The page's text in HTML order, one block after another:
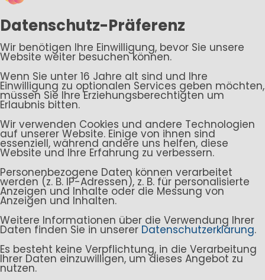
Datenschutz-Präferenz
Wir benötigen Ihre Einwilligung, bevor Sie unsere
Website weiter besuchen können.
Wenn Sie unter 16 Jahre alt sind und Ihre
Einwilligung zu optionalen Services geben möchten,
müssen Sie Ihre Erziehungsberechtigten um
Erlaubnis bitten.
Wir verwenden Cookies und andere Technologien
auf unserer Website. Einige von ihnen sind
essenziell, während andere uns helfen, diese
Website und Ihre Erfahrung zu verbessern.
Personenbezogene Daten können verarbeitet
werden (z. B. IP-Adressen), z. B. für personalisierte
Anzeigen und Inhalte oder die Messung von
Anzeigen und Inhalten.
Weitere Informationen über die Verwendung Ihrer
Daten finden Sie in unserer Datenschutzerklärung.
Es besteht keine Verpflichtung, in die Verarbeitung
Ihrer Daten einzuwilligen, um dieses Angebot zu
nutzen.